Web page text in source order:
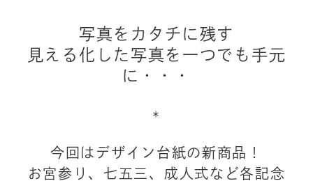
写真をカタチに残す
見える化した写真を一つでも手元
に・・・
＊
今回はデザイン台紙の新商品！
お宮参り、七五三、成人式など各記念